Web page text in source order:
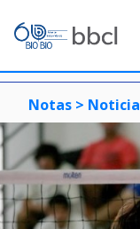
Notas > Noticia